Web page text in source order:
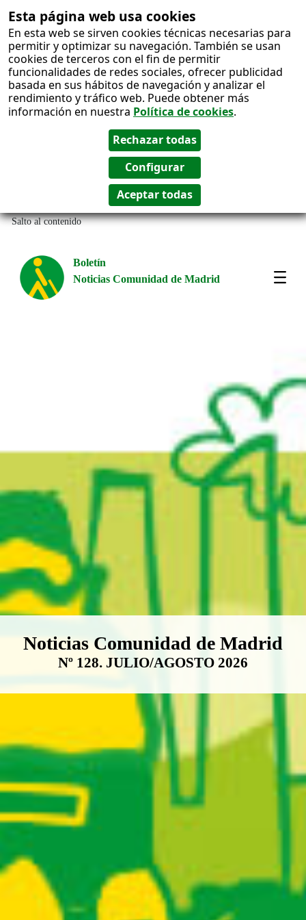
Esta página web usa cookies
En esta web se sirven cookies técnicas necesarias para
permitir y optimizar su navegación. También se usan
cookies de terceros con el fin de permitir
funcionalidades de redes sociales, ofrecer publicidad
basada en sus hábitos de navegación y analizar el
rendimiento y tráfico web. Puede obtener más
información en nuestra Política de cookies.
Salto al contenido
Boletín
Noticias Comunidad de Madrid
Boletín Noticias Comunidad de
Noticias Comunidad de Madrid
Nº 128. JULIO/AGOSTO 2026